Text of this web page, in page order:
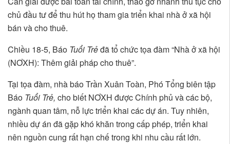
chủ đầu tư để thu hút họ tham gia triển khai nhà ở xã hội
bán và cho thuê.
Chiều 18-5, Báo Tuổi Trẻđã tổ chức tọa đàm “Nhà ở xã hội
(NƠXH): Thêm giải pháp cho thuê”.
Tại tọa đàm, nhà báo Trần Xuân Toàn, Phó Tổng biên tập
Báo Tuổi Trẻ, cho biết NƠXH được Chính phủ và các bộ,
ngành quan tâm, nỗ lực triển khai các dự án. Tuy nhiên,
nhiều dự án đã gặp khó khăn trong cấp phép, triển khai
nên nguồn cung rất hạn chế trong khi nhu cầu rất lớn.